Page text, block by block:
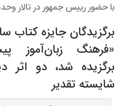
با حضور رییس جمهور در تالار
برگزیدگان جایزه کتاب
«فرهنگ زبان‌آموز
برگزیده شد، دو اثر
شایسته تقدیر